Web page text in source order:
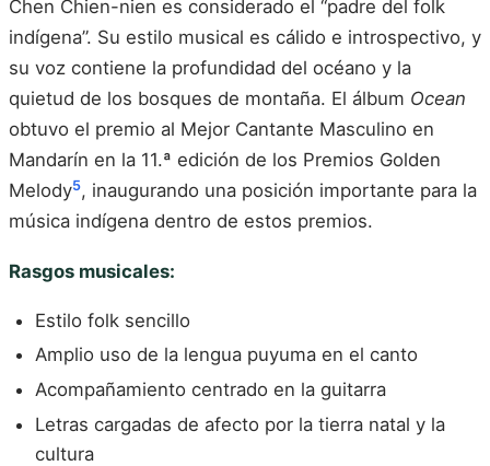
Chen Chien-nien es considerado el “padre del folk
indígena”. Su estilo musical es cálido e introspectivo, y
su voz contiene la profundidad del océano y la
quietud de los bosques de montaña. El álbum Ocean
obtuvo el premio al Mejor Cantante Masculino en
Mandarín en la 11.ª edición de los Premios Golden
Melody5, inaugurando una posición importante para la
música indígena dentro de estos premios.
Rasgos musicales:
Estilo folk sencillo
Amplio uso de la lengua puyuma en el canto
Acompañamiento centrado en la guitarra
Letras cargadas de afecto por la tierra natal y la
cultura